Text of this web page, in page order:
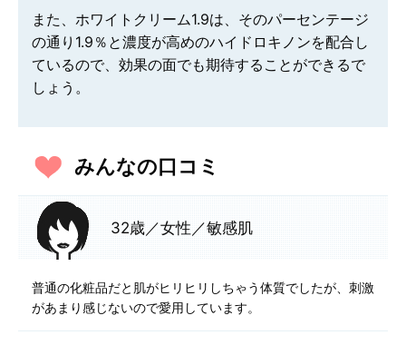
また、ホワイトクリーム1.9は、そのパーセンテージ
の通り1.9％と濃度が高めのハイドロキノンを配合し
ているので、効果の面でも期待することができるで
しょう。
みんなの口コミ
32歳／女性／敏感肌
普通の化粧品だと肌がヒリヒリしちゃう体質でしたが、刺激
があまり感じないので愛用しています。